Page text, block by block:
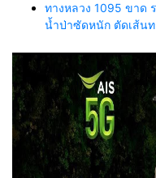
ทางหลวง 1095 ขาด
น้ำป่าซัดหนัก ตัดเส้นท